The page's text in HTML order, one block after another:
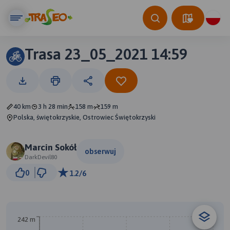
Trasa 23_05_2021 14:59
40 km 3 h 28 min 158 m
159 m
Polska, świętokrzyskie, Ostrowiec Świętokrzyski
Marcin Sokół
DarkDevil80
obserwuj
0 1.2/6
242 m